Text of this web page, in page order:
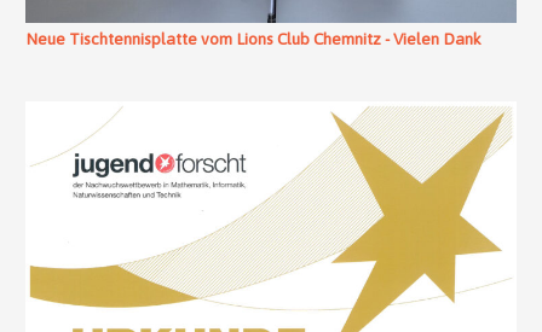
Neue Tischtennisplatte vom Lions Club Chemnitz - Vielen Dank